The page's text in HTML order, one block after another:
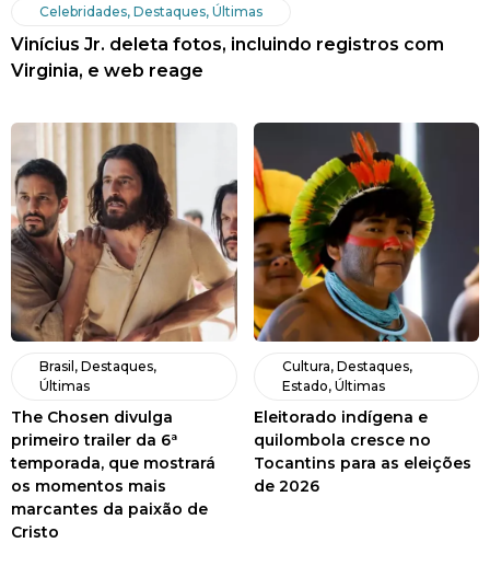
Celebridades, Destaques, Últimas
Vinícius Jr. deleta fotos, incluindo registros com
Virginia, e web reage
Brasil , Destaques,
Últimas
The Chosen divulga
primeiro trailer da 6ª
temporada, que mostrará
os momentos mais
marcantes da paixão de
Cristo
Cultura, Destaques,
Estado, Últimas
Eleitorado indígena e
quilombola cresce no
Tocantins para as eleições
de 2026